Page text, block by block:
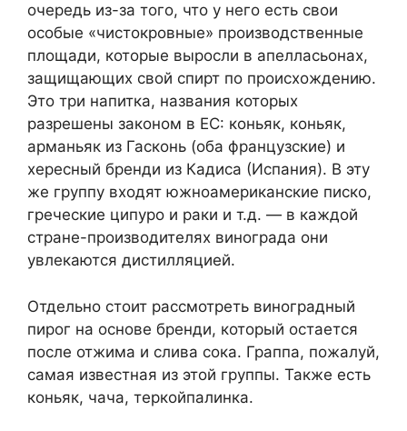
очередь из-за того, что у него есть свои
особые «чистокровные» производственные
площади, которые выросли в апелласьонах,
защищающих свой спирт по происхождению.
Это три напитка, названия которых
разрешены законом в ЕС: коньяк, коньяк,
арманьяк из Гасконь (оба французские) и
хересный бренди из Кадиса (Испания). В эту
же группу входят южноамериканские писко,
греческие ципуро и раки и т.д. — в каждой
стране-производителях винограда они
увлекаются дистилляцией.
Отдельно стоит рассмотреть виноградный
пирог на основе бренди, который остается
после отжима и слива сока. Граппа, пожалуй,
самая известная из этой группы. Также есть
коньяк, чача, теркойпалинка.